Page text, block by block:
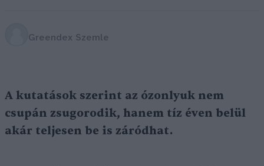
Greendex Szemle
A kutatások szerint az ózonlyuk nem
csupán zsugorodik, hanem tíz éven belül
akár teljesen be is záródhat.